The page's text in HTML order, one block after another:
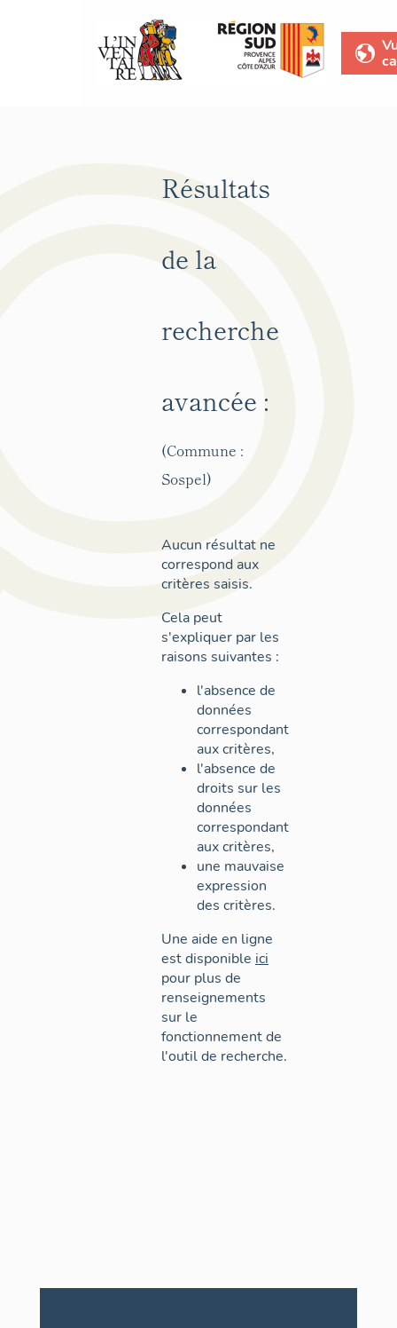
Résultats
de la
recherche
avancée :
(Commune :
Sospel)
Aucun résultat ne
correspond aux
critères saisis.
Cela peut
s'expliquer par les
raisons suivantes :
l'absence de
données
correspondant
aux critères,
l'absence de
droits sur les
données
correspondant
aux critères,
une mauvaise
expression
des critères.
Une aide en ligne
est disponible ici
pour plus de
renseignements
sur le
fonctionnement de
l'outil de recherche.